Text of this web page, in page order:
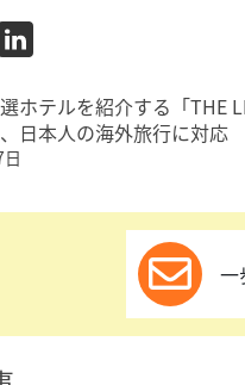
ホテルを紹介する「THE
日本人の海外旅行に対応
一